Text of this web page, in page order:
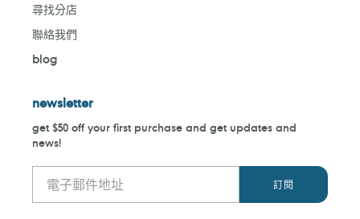
尋找分店
聯絡我們
blog
newsletter
get $50 off your first purchase and get updates and
news!